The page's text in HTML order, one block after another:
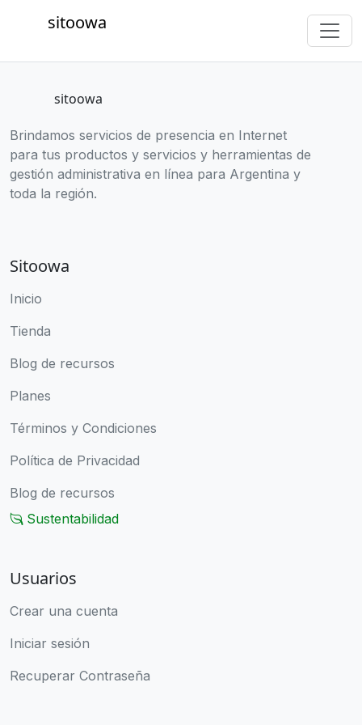
sitoowa
sitoowa
Brindamos servicios de presencia en Internet
para tus productos y servicios y herramientas de
gestión administrativa en línea para Argentina y
toda la región.
Sitoowa
Inicio
Tienda
Blog de recursos
Planes
Términos y Condiciones
Política de Privacidad
Blog de recursos
Sustentabilidad
Usuarios
Crear una cuenta
Iniciar sesión
Recuperar Contraseña